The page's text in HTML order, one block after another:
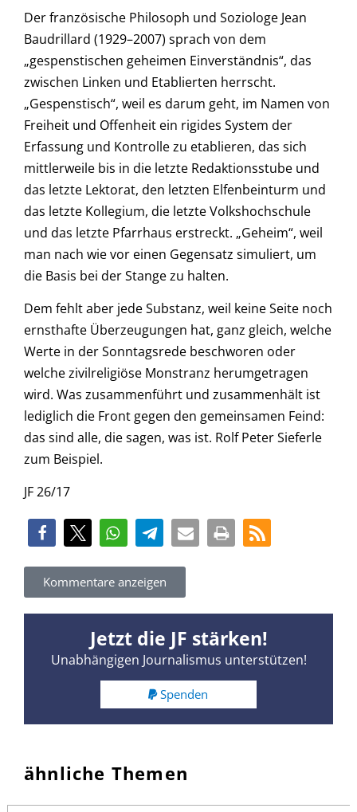
Der französische Philosoph und Soziologe Jean
Baudrillard (1929–2007) sprach von dem
„gespenstischen geheimen Einverständnis“, das
zwischen Linken und Etablierten herrscht.
„Gespenstisch“, weil es darum geht, im Namen von
Freiheit und Offenheit ein rigides System der
Erfassung und Kontrolle zu etablieren, das sich
mittlerweile bis in die letzte Redaktionsstube und
das letzte Lektorat, den letzten Elfenbeinturm und
das letzte Kollegium, die letzte Volkshochschule
und das letzte Pfarrhaus erstreckt. „Geheim“, weil
man nach wie vor einen Gegensatz simuliert, um
die Basis bei der Stange zu halten.
Dem fehlt aber jede Substanz, weil keine Seite noch
ernsthafte Überzeugungen hat, ganz gleich, welche
Werte in der Sonntagsrede beschworen oder
welche zivilreligiöse Monstranz herumgetragen
wird. Was zusammenführt und zusammenhält ist
lediglich die Front gegen den gemeinsamen Feind:
das sind alle, die sagen, was ist. Rolf Peter Sieferle
zum Beispiel.
JF 26/17
Kommentare anzeigen
Jetzt die JF stärken!
Unabhängigen Journalismus unterstützen!
Spenden
ähnliche Themen